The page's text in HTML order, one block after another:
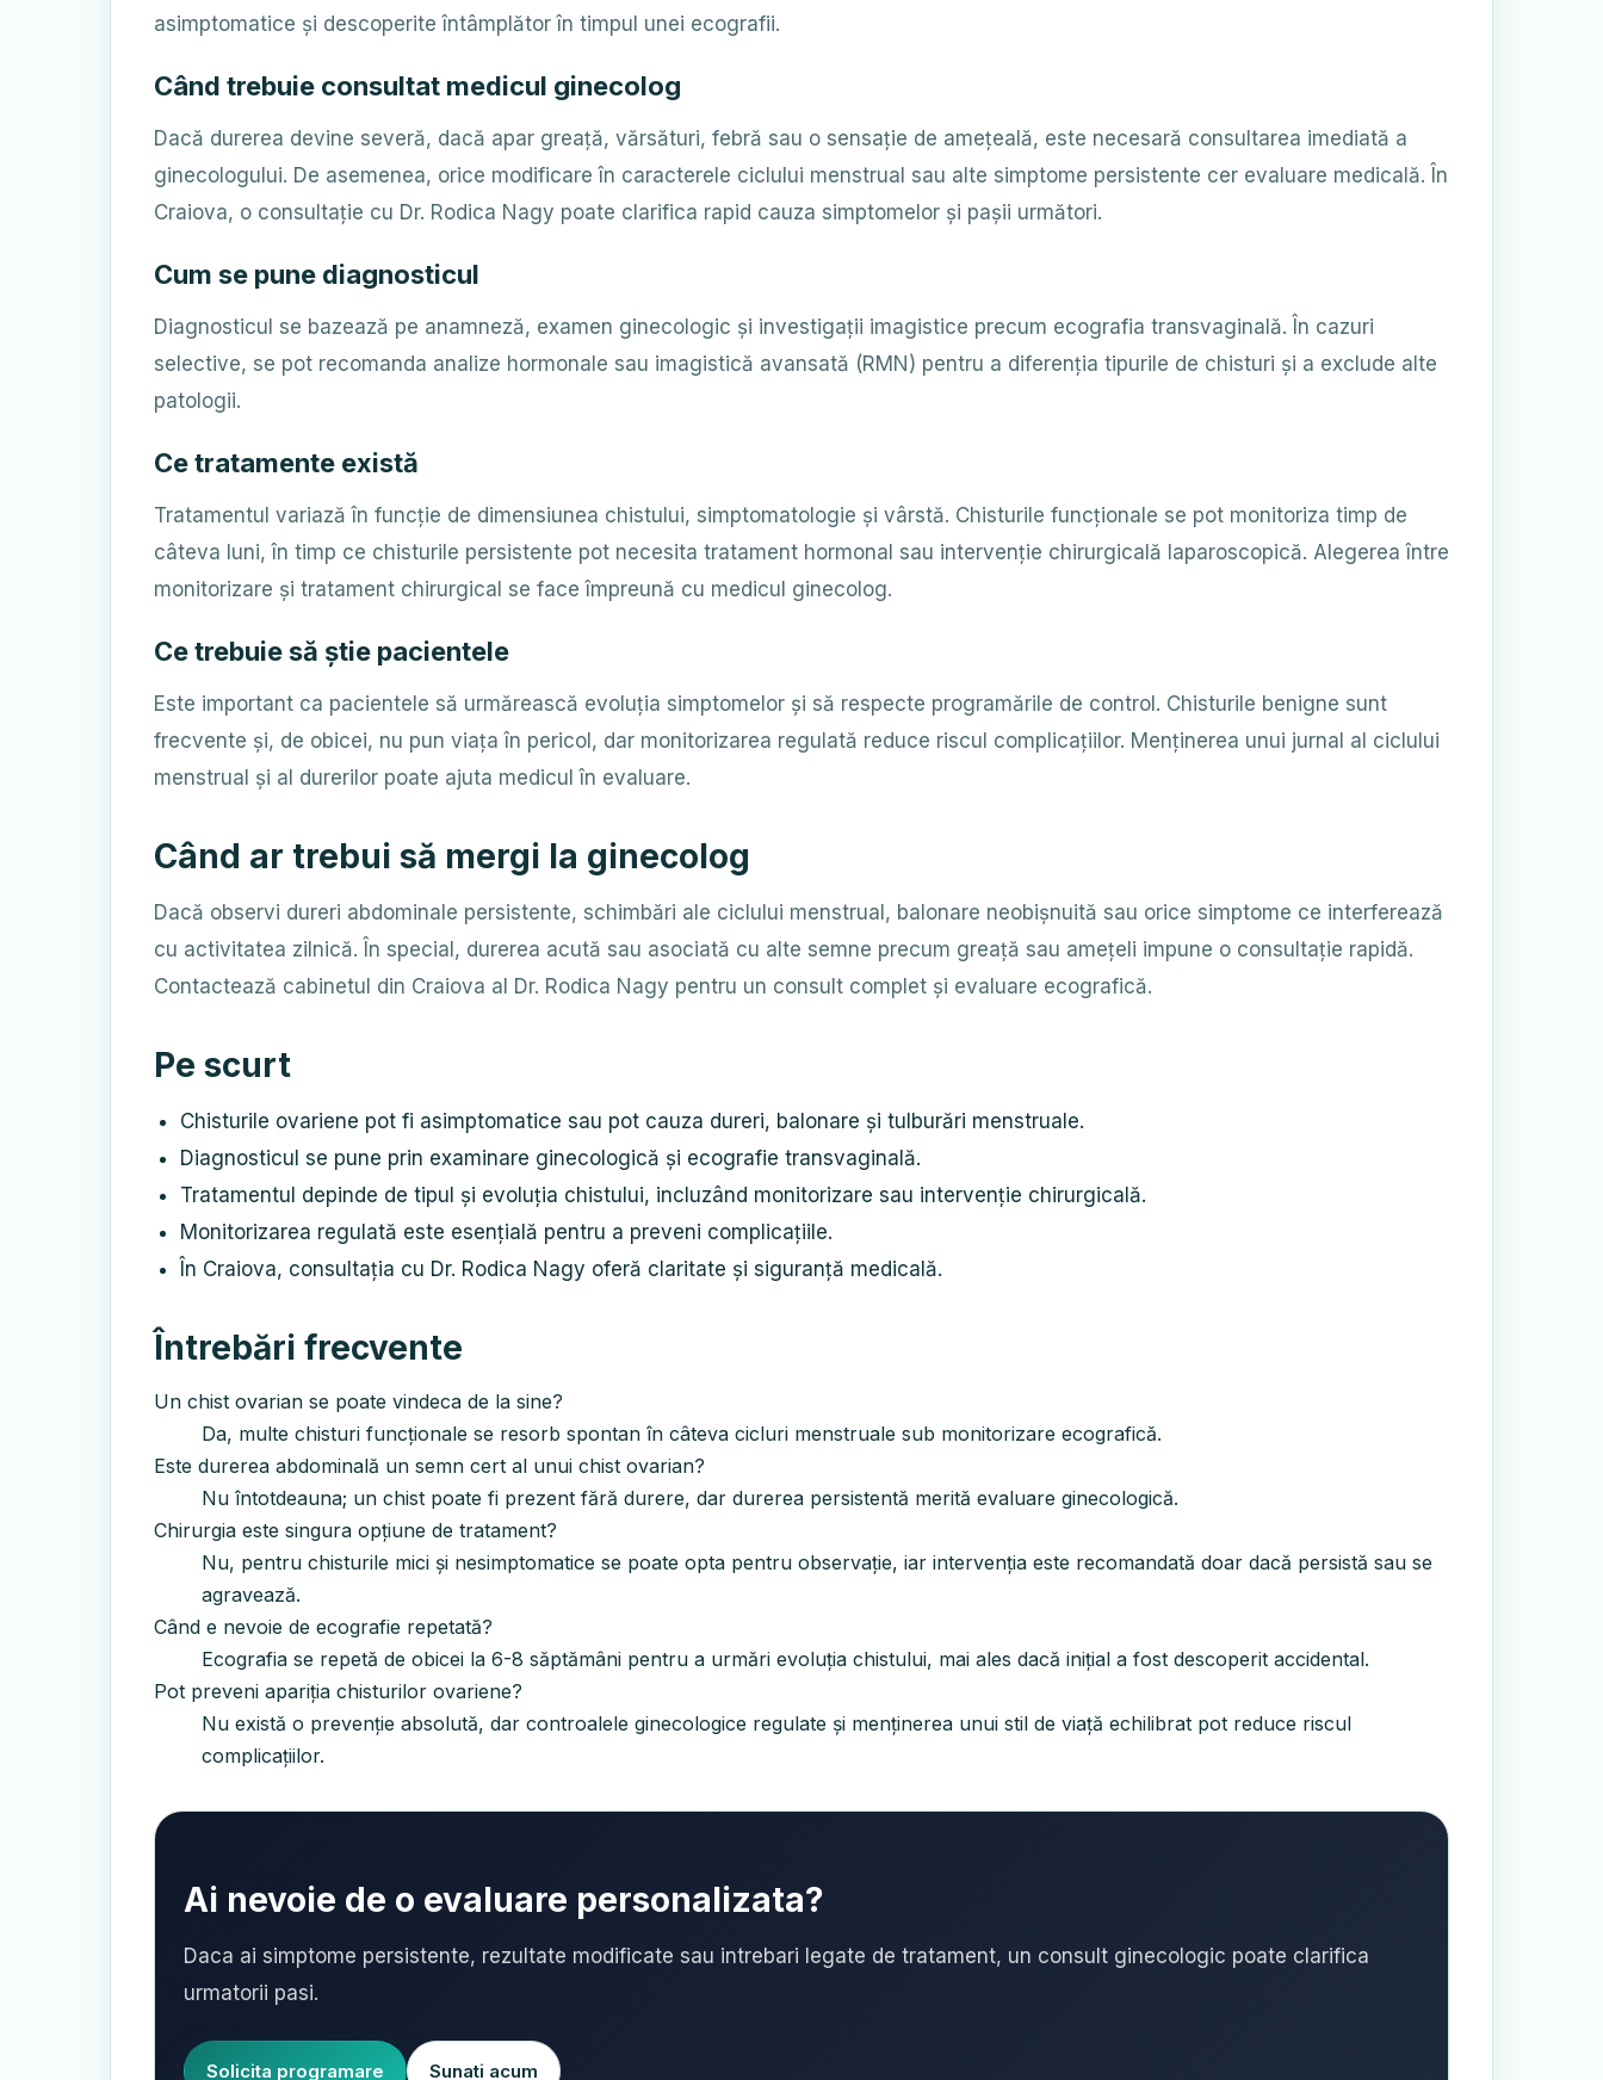
asimptomatice și descoperite întâmplător în timpul unei ecografii.
Când trebuie consultat medicul ginecolog
Dacă durerea devine severă, dacă apar greață, vărsături, febră sau o sensație de amețeală, este necesară consultarea imediată a
ginecologului. De asemenea, orice modificare în caracterele ciclului menstrual sau alte simptome persistente cer evaluare medicală. În
Craiova, o consultație cu Dr. Rodica Nagy poate clarifica rapid cauza simptomelor și pașii următori.
Cum se pune diagnosticul
Diagnosticul se bazează pe anamneză, examen ginecologic și investigații imagistice precum ecografia transvaginală. În cazuri
selective, se pot recomanda analize hormonale sau imagistică avansată (RMN) pentru a diferenția tipurile de chisturi și a exclude alte
patologii.
Ce tratamente există
Tratamentul variază în funcție de dimensiunea chistului, simptomatologie și vârstă. Chisturile funcționale se pot monitoriza timp de
câteva luni, în timp ce chisturile persistente pot necesita tratament hormonal sau intervenție chirurgicală laparoscopică. Alegerea între
monitorizare și tratament chirurgical se face împreună cu medicul ginecolog.
Ce trebuie să știe pacientele
Este important ca pacientele să urmărească evoluția simptomelor și să respecte programările de control. Chisturile benigne sunt
frecvente și, de obicei, nu pun viața în pericol, dar monitorizarea regulată reduce riscul complicațiilor. Menținerea unui jurnal al ciclului
menstrual și al durerilor poate ajuta medicul în evaluare.
Când ar trebui să mergi la ginecolog
Dacă observi dureri abdominale persistente, schimbări ale ciclului menstrual, balonare neobișnuită sau orice simptome ce interferează
cu activitatea zilnică. În special, durerea acută sau asociată cu alte semne precum greață sau amețeli impune o consultație rapidă.
Contactează cabinetul din Craiova al Dr. Rodica Nagy pentru un consult complet și evaluare ecografică.
Pe scurt
Chisturile ovariene pot fi asimptomatice sau pot cauza dureri, balonare și tulburări menstruale.
Diagnosticul se pune prin examinare ginecologică și ecografie transvaginală.
Tratamentul depinde de tipul și evoluția chistului, incluzând monitorizare sau intervenție chirurgicală.
Monitorizarea regulată este esențială pentru a preveni complicațiile.
În Craiova, consultația cu Dr. Rodica Nagy oferă claritate și siguranță medicală.
Întrebări frecvente
Un chist ovarian se poate vindeca de la sine?
Da, multe chisturi funcționale se resorb spontan în câteva cicluri menstruale sub monitorizare ecografică.
Este durerea abdominală un semn cert al unui chist ovarian?
Nu întotdeauna; un chist poate fi prezent fără durere, dar durerea persistentă merită evaluare ginecologică.
Chirurgia este singura opțiune de tratament?
Nu, pentru chisturile mici și nesimptomatice se poate opta pentru observație, iar intervenția este recomandată doar dacă persistă sau se
agravează.
Când e nevoie de ecografie repetată?
Ecografia se repetă de obicei la 6-8 săptămâni pentru a urmări evoluția chistului, mai ales dacă inițial a fost descoperit accidental.
Pot preveni apariția chisturilor ovariene?
Nu există o prevenție absolută, dar controalele ginecologice regulate și menținerea unui stil de viață echilibrat pot reduce riscul
complicațiilor.
Ai nevoie de o evaluare personalizata?
Daca ai simptome persistente, rezultate modificate sau intrebari legate de tratament, un consult ginecologic poate clarifica
urmatorii pasi.
Solicita programare Sunati acum